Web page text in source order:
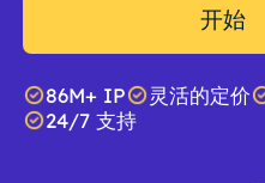
开始
86M+ IP 灵活的定价
24/7 支持